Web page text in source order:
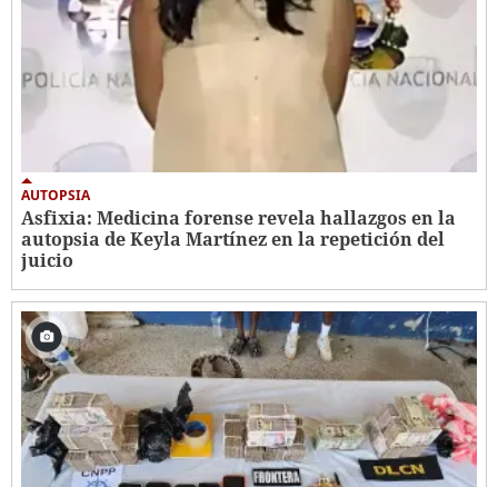
AUTOPSIA
Asfixia: Medicina forense revela hallazgos en la
autopsia de Keyla Martínez en la repetición del
juicio